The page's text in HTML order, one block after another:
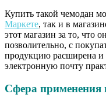
Купить такой чемодан
Маркете, так и в
этот магазин за то, что
позволительно, с
продукцию расширена и
электронную почту
Сфера применения